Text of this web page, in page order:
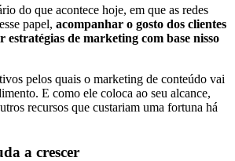
do que acontece hoje, em que as redes
papel, acompanhar o gosto dos clientes
de marketing com base nisso
pelos quais o marketing de conteúdo vai
E como ele coloca ao seu alcance,
recursos que custariam uma fortuna há
a crescer